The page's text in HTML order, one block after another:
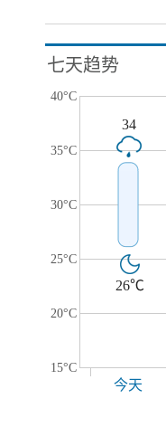
七天趋势
40°C
35°C
30°C
25°C
20°C
15°C
34
26℃
今天